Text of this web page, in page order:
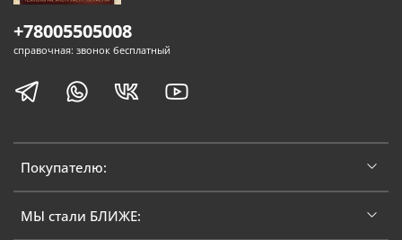
Покупателю:
МЫ стали БЛИЖЕ:
+78005505008
справочная: звонок бесплатный